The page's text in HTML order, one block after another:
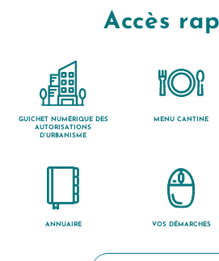
Accès
GUICHET NUMÉRIQUE DES
AUTORISATIONS
D’URBANISME
MENU CANTINE
ANNUAIRE VOS DÉMARCHES